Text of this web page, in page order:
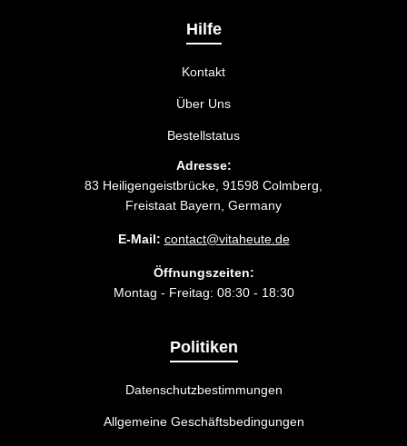
Hilfe
Kontakt
Über Uns
Bestellstatus
Adresse:
83 Heiligengeistbrücke, 91598 Colmberg,
Freistaat Bayern, Germany
E-Mail: contact@vitaheute.de
Öffnungszeiten:
Montag - Freitag: 08:30 - 18:30
Politiken
Datenschutzbestimmungen
Allgemeine Geschäftsbedingungen